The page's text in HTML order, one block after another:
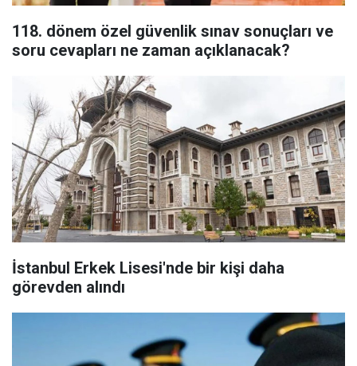
118. dönem özel güvenlik sınav sonuçları ve
soru cevapları ne zaman açıklanacak?
İstanbul Erkek Lisesi'nde bir kişi daha
görevden alındı